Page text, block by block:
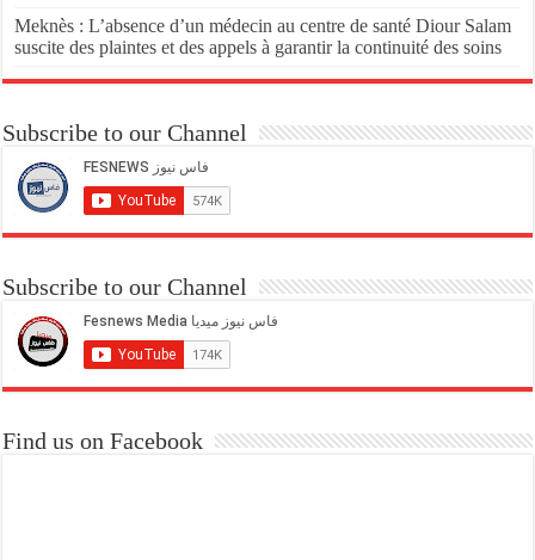
Meknès : L’absence d’un médecin au centre de santé Diour Salam
suscite des plaintes et des appels à garantir la continuité des soins
Subscribe to our Channel
Subscribe to our Channel
Find us on Facebook